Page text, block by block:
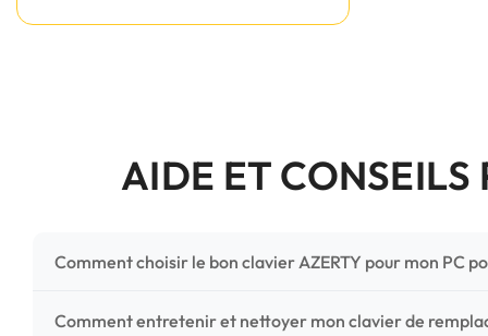
AIDE ET CONSEILS
Comment choisir le bon clavier AZERTY pour mon PC
Pour ne pas vous tromper, vérifiez trois points critiques
Comment entretenir et nettoyer mon clavier de